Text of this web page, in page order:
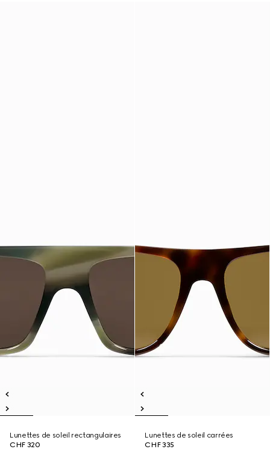
Lunettes de soleil rectangulaires
CHF 320
Lunettes de soleil carrées
CHF 335